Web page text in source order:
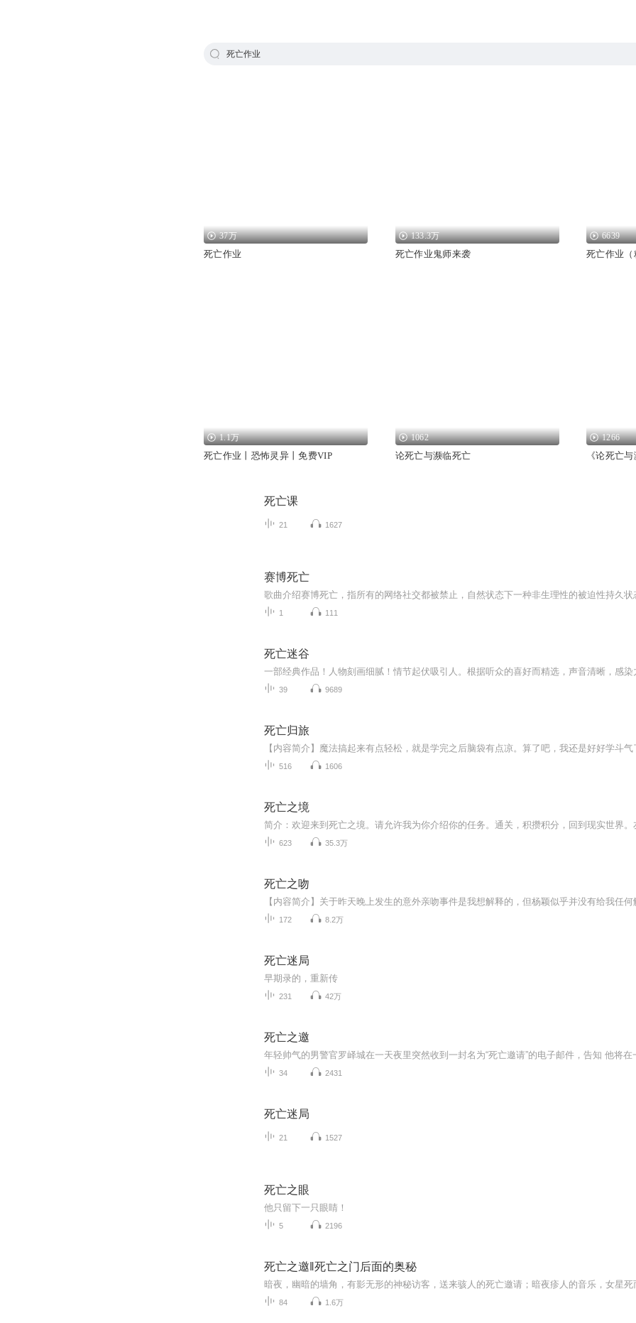
死亡作业
37万
死亡作业
133.3万
死亡作业鬼师来袭
6639
死亡作业（
1.1万
死亡作业丨恐怖灵异丨免费VIP
1062
论死亡与濒临死亡
1266
《论死亡与
死亡课
21 1627
赛博死亡
歌曲介绍赛博死亡，指所有的网络社交都被禁止，自然状态下一种非生理性的被迫性持久状
1 111
死亡迷谷
39 9689
死亡归旅
516 1606
死亡之境
623 35.3万
死亡之吻
172 8.2万
死亡迷局
早期录的，重新传
231 42万
死亡之邀
34 2431
死亡迷局
21 1527
死亡之眼
他只留下一只眼睛！
5 2196
死亡之邀‖死亡之门后面的奥秘
84 1.6万